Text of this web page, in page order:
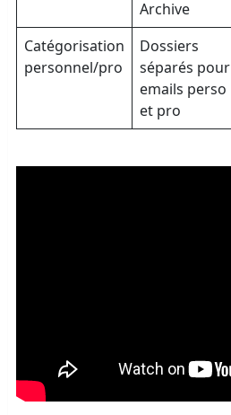
Archive
Catégorisation
personnel/pro
Dossiers
séparés pour
emails perso
et pro